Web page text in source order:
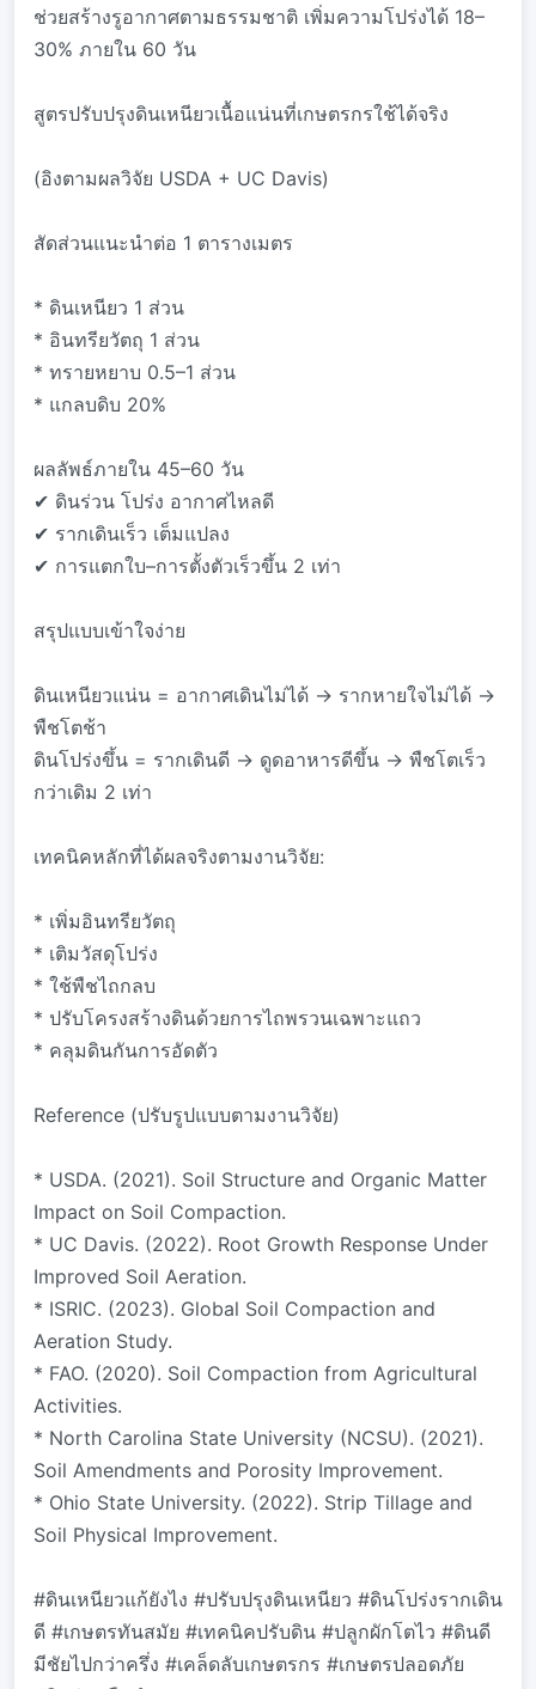
ช่วยสร้างรูอากาศตามธรรมชาติ เพิ่มความโปร่งได้ 18–
30% ภายใน 60 วัน
สูตรปรับปรุงดินเหนียวเนื้อแน่นที่เกษตรกรใช้ได้จริง
(อิงตามผลวิจัย USDA + UC Davis)
สัดส่วนแนะนำต่อ 1 ตารางเมตร
* ดินเหนียว 1 ส่วน
* อินทรียวัตถุ 1 ส่วน
* ทรายหยาบ 0.5–1 ส่วน
* แกลบดิบ 20%
ผลลัพธ์ภายใน 45–60 วัน
✔ ดินร่วน โปร่ง อากาศไหลดี
✔ รากเดินเร็ว เต็มแปลง
✔ การแตกใบ–การตั้งตัวเร็วขึ้น 2 เท่า
สรุปแบบเข้าใจง่าย
ดินเหนียวแน่น = อากาศเดินไม่ได้ → รากหายใจไม่ได้ →
พืชโตช้า
ดินโปร่งขึ้น = รากเดินดี → ดูดอาหารดีขึ้น → พืชโตเร็ว
กว่าเดิม 2 เท่า
เทคนิคหลักที่ได้ผลจริงตามงานวิจัย:
* เพิ่มอินทรียวัตถุ
* เติมวัสดุโปร่ง
* ใช้พืชไถกลบ
* ปรับโครงสร้างดินด้วยการไถพรวนเฉพาะแถว
* คลุมดินกันการอัดตัว
Reference (ปรับรูปแบบตามงานวิจัย)
* USDA. (2021). Soil Structure and Organic Matter
Impact on Soil Compaction.
* UC Davis. (2022). Root Growth Response Under
Improved Soil Aeration.
* ISRIC. (2023). Global Soil Compaction and
Aeration Study.
* FAO. (2020). Soil Compaction from Agricultural
Activities.
* North Carolina State University (NCSU). (2021).
Soil Amendments and Porosity Improvement.
* Ohio State University. (2022). Strip Tillage and
Soil Physical Improvement.
#ดินเหนียวแก้ยังไง #ปรับปรุงดินเหนียว #ดินโปร่งรากเดิน
ดี #เกษตรทันสมัย #เทคนิคปรับดิน #ปลูกผักโตไว #ดินดี
มีชัยไปกว่าครึ่ง #เคล็ดลับเกษตรกร #เกษตรปลอดภัย